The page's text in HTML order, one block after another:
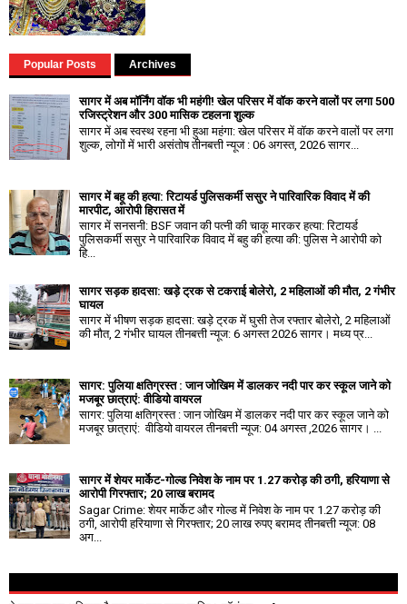
Popular Posts Archives
सागर में अब मॉर्निंग वॉक भी महंगी! खेल परिसर में वॉक करने वालों पर लगा ₹500
रजिस्ट्रेशन और ₹300 मासिक टहलना शुल्क
सागर में अब स्वस्थ रहना भी हुआ महंगा: खेल परिसर में वॉक करने वालों पर लगा
शुल्क, लोगों में भारी असंतोष तीनबत्ती न्यूज : 06 अगस्त, 2026 सागर...
सागर में बहू की हत्या: रिटायर्ड पुलिसकर्मी ससुर ने पारिवारिक विवाद में की
मारपीट, आरोपी हिरासत में
सागर में सनसनी: BSF जवान की पत्नी की चाकू मारकर हत्या: रिटायर्ड
पुलिसकर्मी ससुर ने पारिवारिक विवाद में बहु की हत्या की: पुलिस ने आरोपी को
हि...
सागर सड़क हादसा: खड़े ट्रक से टकराई बोलेरो, 2 महिलाओं की मौत, 2 गंभीर
घायल
सागर में भीषण सड़क हादसा: खड़े ट्रक में घुसी तेज रफ्तार बोलेरो, 2 महिलाओं
की मौत, 2 गंभीर घायल तीनबत्ती न्यूज: 6 अगस्त 2026 सागर। मध्य प्र...
सागर: पुलिया क्षतिग्रस्त : जान जोखिम में डालकर नदी पार कर स्कूल जाने को
मजबूर छात्राएं: वीडियो वायरल
सागर: पुलिया क्षतिग्रस्त : जान जोखिम में डालकर नदी पार कर स्कूल जाने को
मजबूर छात्राएं: वीडियो वायरल तीनबत्ती न्यूज: 04 अगस्त ,2026 सागर। ...
सागर में शेयर मार्केट-गोल्ड निवेश के नाम पर 1.27 करोड़ की ठगी, हरियाणा से
आरोपी गिरफ्तार; 20 लाख बरामद
Sagar Crime: शेयर मार्केट और गोल्ड में निवेश के नाम पर 1.27 करोड़ की
ठगी, आरोपी हरियाणा से गिरफ्तार; 20 लाख रुपए बरामद तीनबत्ती न्यूज: 08
अग...